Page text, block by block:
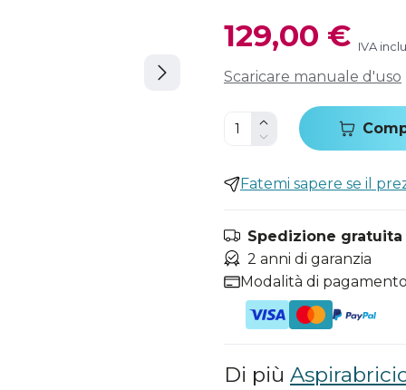
129,00 € IVA
Scaricare manuale d'uso
Fatemi sapere se il
Spedizione gratuita
2 anni di garanzia
Modalità di
Di più